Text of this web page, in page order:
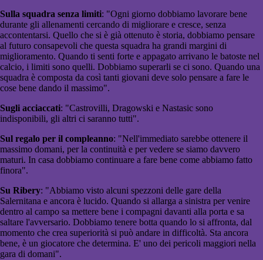
Sulla squadra senza limiti: "Ogni giorno dobbiamo lavorare bene
durante gli allenamenti cercando di migliorare e cresce, senza
accontentarsi. Quello che si è già ottenuto è storia, dobbiamo pensare
al futuro consapevoli che questa squadra ha grandi margini di
miglioramento. Quando ti senti forte e appagato arrivano le batoste nel
calcio, i limiti sono quelli. Dobbiamo superarli se ci sono. Quando una
squadra è composta da così tanti giovani deve solo pensare a fare le
cose bene dando il massimo".
Sugli acciaccati: "Castrovilli, Dragowski e Nastasic sono
indisponibili, gli altri ci saranno tutti".
Sul regalo per il compleanno: "Nell'immediato sarebbe ottenere il
massimo domani, per la continuità e per vedere se siamo davvero
maturi. In casa dobbiamo continuare a fare bene come abbiamo fatto
finora".
Su Ribery: "Abbiamo visto alcuni spezzoni delle gare della
Salernitana e ancora è lucido. Quando si allarga a sinistra per venire
dentro al campo sa mettere bene i compagni davanti alla porta e sa
saltare l'avversario. Dobbiamo tenere botta quando lo si affronta, dal
momento che crea superiorità si può andare in difficoltà. Sta ancora
bene, è un giocatore che determina. E' uno dei pericoli maggiori nella
gara di domani".